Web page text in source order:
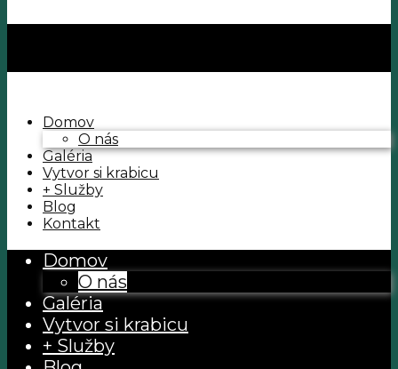
Domov
O nás
Galéria
Vytvor si krabicu
+ Služby
Blog
Kontakt
Domov
O nás
Galéria
Vytvor si krabicu
+ Služby